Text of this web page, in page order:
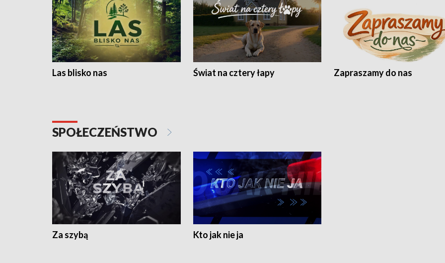
Las blisko nas Świat na cztery łapy Zapraszamy do nas
SPOŁECZEŃSTWO
Za szybą Kto jak nie ja